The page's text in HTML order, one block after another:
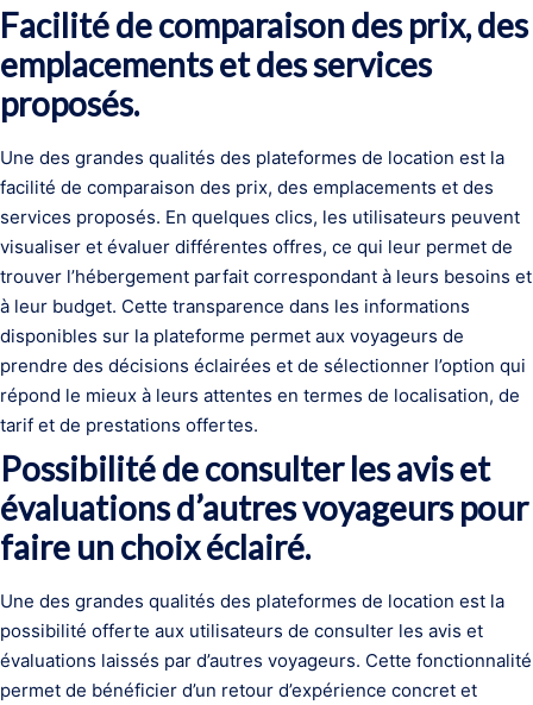
Facilité de comparaison des prix, des
emplacements et des services
proposés.
Une des grandes qualités des plateformes de location est la
facilité de comparaison des prix, des emplacements et des
services proposés. En quelques clics, les utilisateurs peuvent
visualiser et évaluer différentes offres, ce qui leur permet de
trouver l’hébergement parfait correspondant à leurs besoins et
à leur budget. Cette transparence dans les informations
disponibles sur la plateforme permet aux voyageurs de
prendre des décisions éclairées et de sélectionner l’option qui
répond le mieux à leurs attentes en termes de localisation, de
tarif et de prestations offertes.
Possibilité de consulter les avis et
évaluations d’autres voyageurs pour
faire un choix éclairé.
Une des grandes qualités des plateformes de location est la
possibilité offerte aux utilisateurs de consulter les avis et
évaluations laissés par d’autres voyageurs. Cette fonctionnalité
permet de bénéficier d’un retour d’expérience concret et